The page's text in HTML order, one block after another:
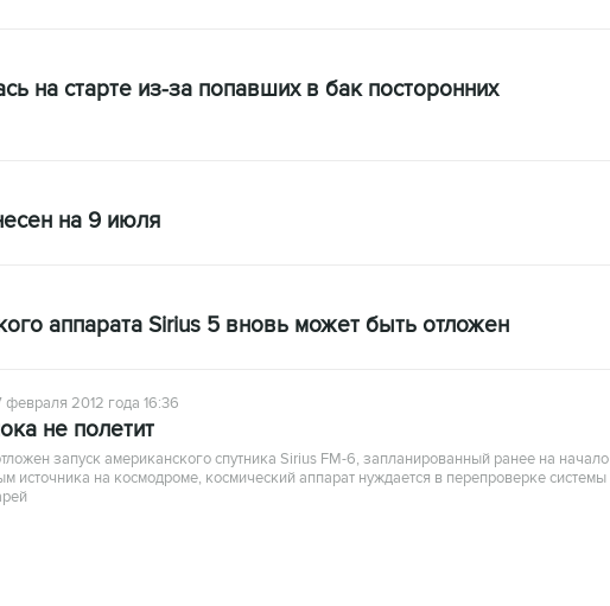
на старте из-за попавших в бак посторонних
на 9 июля
аппарата Sirius 5 вновь может быть отложен
февраля 2012 года 16:36
не полетит
запуск американского спутника Sirius FM-6, запланированный ранее на начало
источника на космодроме, космический аппарат нуждается в перепроверке системы